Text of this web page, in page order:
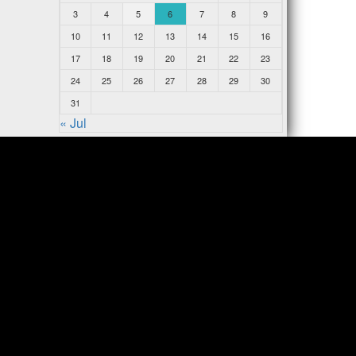
3
4 5 6 7 8
9
10
11 12 13 14 15
16
17
18 19 20 21 22
23
24
25 26 27 28 29
30
31
« Jul